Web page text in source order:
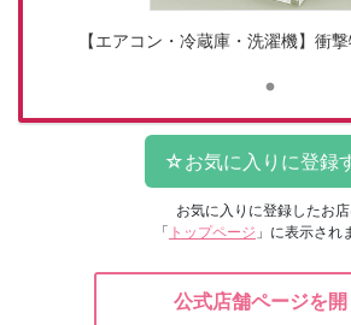
【エアコン・冷蔵庫・洗濯機】衝
お気に入りに登録したお
「 トップページ 」に表示され
公式店舗ページを開